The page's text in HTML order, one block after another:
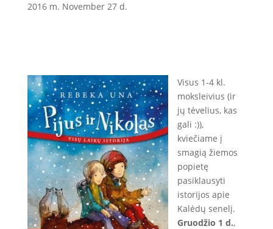
2016 m. November 27 d.
Visus 1-4 kl.
moksleivius (ir
jų tėvelius, kas
gali :)),
kviečiame į
smagią žiemos
popietę
pasiklausyti
istorijos apie
Kalėdų senelį.
Gruodžio 1 d.,